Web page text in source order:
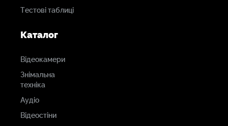
Тестові таблиці
Каталог
Відеокамери
Знімальна
техніка
Аудіо
Відеостіни